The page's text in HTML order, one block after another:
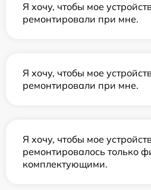
Я хочу, чтобы мое
ремонтировали при мне.
Я хочу, чтобы мое
ремонтировали при мне.
Я хочу, чтобы мое
ремонтировалось только
комплектующими.